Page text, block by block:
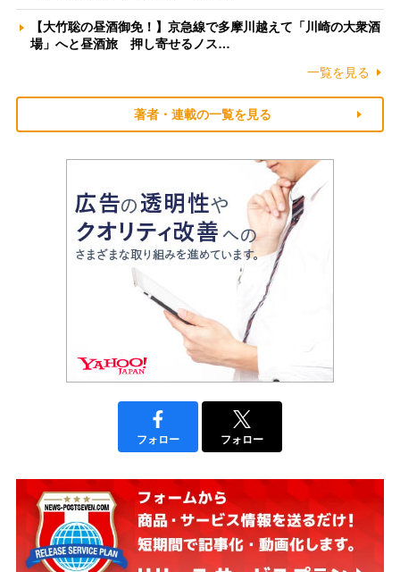
【大竹聡の昼酒御免！】京急線で多摩川越えて「川崎の大衆酒
場」へと昼酒旅 押し寄せるノス…
一覧を見る
著者・連載の一覧を見る
フォロー フォロー